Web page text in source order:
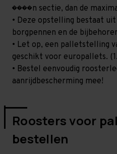
����n sectie, dan de
• Deze opstelling bestaat
borgpennen en de
• Let op, een palletstelling
geschikt voor europallets.
• Bestel eenvoudig
aanrijdbescherming mee!
Roosters voor
bestellen